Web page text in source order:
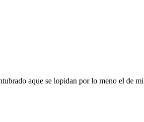
aque se lopidan por lo meno el de